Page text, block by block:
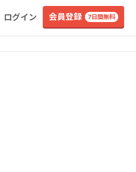
ログイン 会員登録 7日間無料